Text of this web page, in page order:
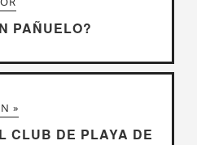
PAÑUELO?
»
CLUB DE PLAYA DE